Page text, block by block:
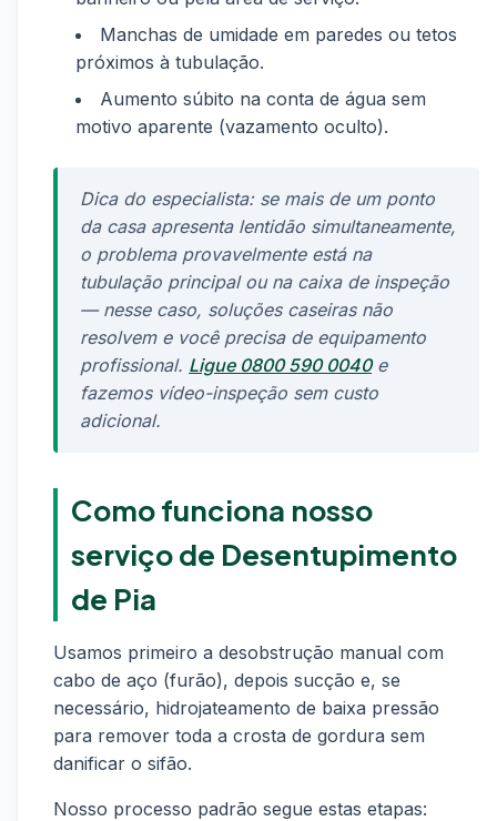
Manchas de umidade em paredes ou tetos
próximos à tubulação.
Aumento súbito na conta de água sem
motivo aparente (vazamento oculto).
Dica do especialista: se mais de um ponto
da casa apresenta lentidão simultaneamente,
o problema provavelmente está na
tubulação principal ou na caixa de inspeção
— nesse caso, soluções caseiras não
resolvem e você precisa de equipamento
profissional. Ligue 0800 590 0040e
fazemos vídeo-inspeção sem custo
adicional.
Como funciona nosso
serviço de Desentupimento
de Pia
Usamos primeiro a desobstrução manual com
cabo de aço (furão), depois sucção e, se
necessário, hidrojateamento de baixa pressão
para remover toda a crosta de gordura sem
danificar o sifão.
Nosso processo padrão segue estas etapas: